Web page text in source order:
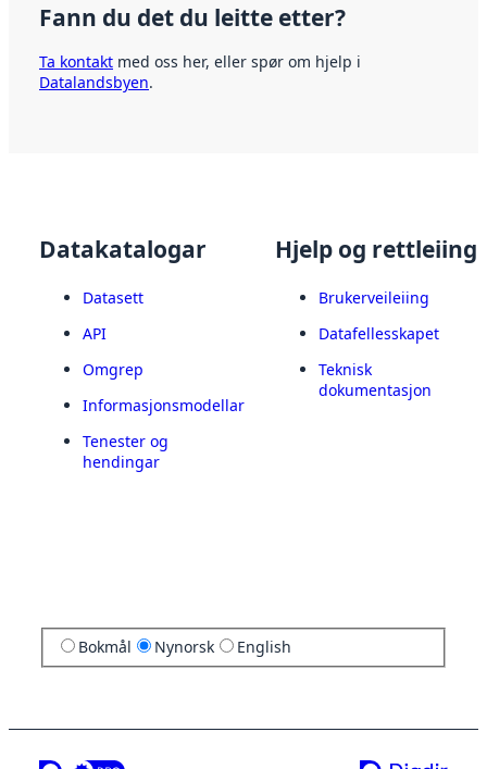
Fann du det du leitte etter?
Ta kontakt med oss her, eller spør om hjelp i
Datalandsbyen.
Datakatalogar
Datasett
API
Omgrep
Informasjonsmodellar
Tenester og
hendingar
Hjelp og rettleiing
Brukerveileiing
Datafellesskapet
Teknisk
dokumentasjon
Bokmål Nynorsk English